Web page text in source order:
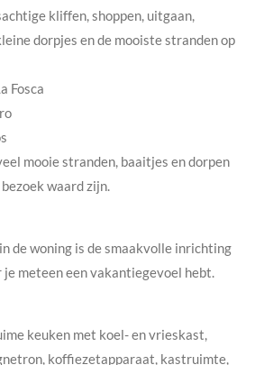
kliffen, shoppen, uitgaan,
dorpjes en de mooiste stranden op
Fosca
mooie stranden, baaitjes en dorpen
waard zijn.
de woning is de smaakvolle inrichting
meteen een vakantiegevoel hebt.
keuken met koel- en vrieskast,
koffiezetapparaat, kastruimte,